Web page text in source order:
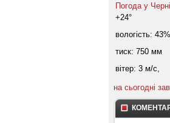
Погода у
+24°
вологість: 43%
тиск: 750 мм
вітер: 3 м/с,
на сьогодні